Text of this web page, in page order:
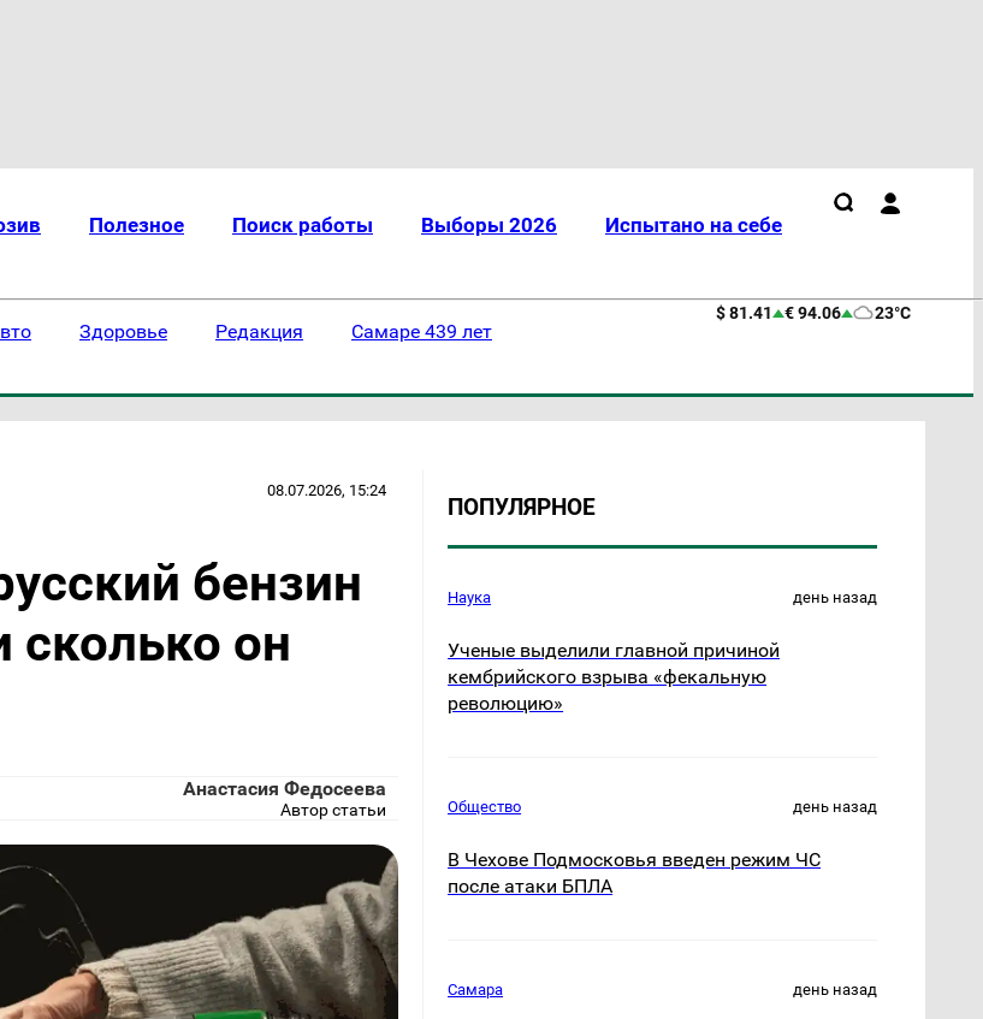
Полезное Поиск работы Выборы 2026 Испытано на себе
Здоровье Редакция Самаре 439 лет
$ 81.41 € 94.06 23°C
08.07.2026, 15:24
бензин
сколько он
Анастасия Федосеева
Автор статьи
ПОПУЛЯРНОЕ
Наука день назад
Ученые выделили главной причиной
кембрийского взрыва «фекальную
революцию»
Общество день назад
В Чехове Подмосковья введен режим ЧС
после атаки БПЛА
Самара день назад